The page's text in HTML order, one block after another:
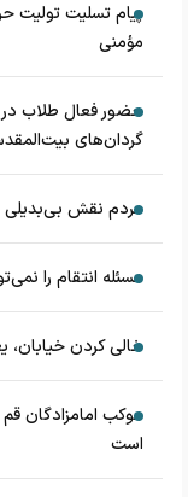
پیام تسلیت تولیت
مؤمنی
حضور فعال طلاب در
گردان‌های
مردم نقش بی‌بدیلی
مسئله انتقام را
خالی کردن خیابان،
موکب امامزادگان قم
است